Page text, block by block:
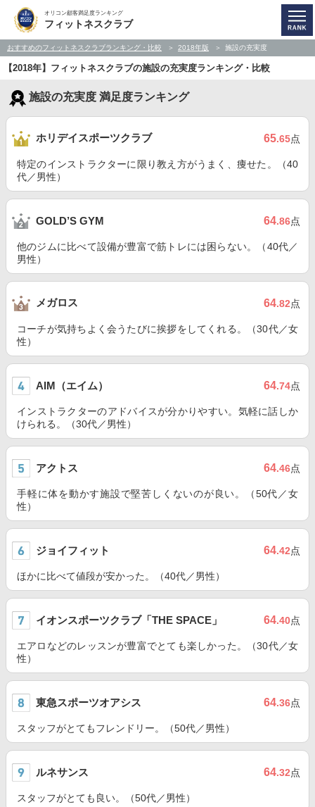
オリコン顧客満足度ランキング
フィットネスクラブ
おすすめのフィットネスクラブランキング・比較 2018年版 施設の充実度
【2018年】フィットネスクラブの施設の充実度ランキング・比較
施設の充実度 満足度ランキング
ホリデイスポーツクラブ 65.65点
特定のインストラクターに限り教え方がうまく、痩せた。（40
代／男性）
GOLD’S GYM 64.86点
他のジムに比べて設備が豊富で筋トレには困らない。（40代／
男性）
メガロス 64.82点
コーチが気持ちよく会うたびに挨拶をしてくれる。（30代／女
性）
AIM（エイム） 64.74点
インストラクターのアドバイスが分かりやすい。気軽に話しか
けられる。（30代／男性）
アクトス 64.46点
手軽に体を動かす施設で堅苦しくないのが良い。（50代／女
性）
ジョイフィット 64.42点
ほかに比べて値段が安かった。（40代／男性）
イオンスポーツクラブ「THE SPACE」 64.40点
エアロなどのレッスンが豊富でとても楽しかった。（30代／女
性）
東急スポーツオアシス 64.36点
スタッフがとてもフレンドリー。（50代／男性）
ルネサンス 64.32点
スタッフがとても良い。（50代／男性）